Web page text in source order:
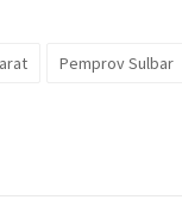
Pemprov Sulbar